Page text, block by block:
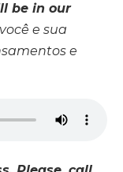
be in our
e sua
e